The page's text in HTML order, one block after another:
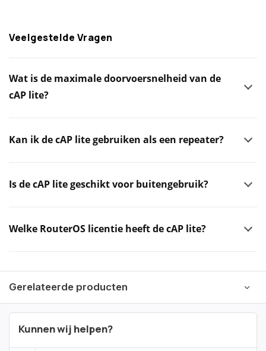
Veelgestelde Vragen
Wat is de maximale doorvoersnelheid van de
cAP lite?
Kan ik de cAP lite gebruiken als een repeater?
Is de cAP lite geschikt voor buitengebruik?
Welke RouterOS licentie heeft de cAP lite?
Gerelateerde producten
Kunnen wij helpen?